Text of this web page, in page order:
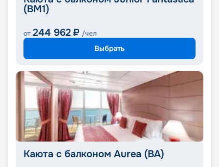
(BM1)
от 244 962 ₽ /чел
Выбрать
Каюта с балконом Aurea (BA)